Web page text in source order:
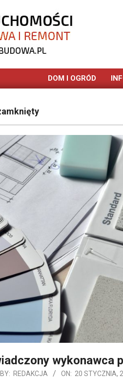
DOM I OGRÓD
wykonawca
BY: REDAKCJA ON: 20 STYCZNIA,